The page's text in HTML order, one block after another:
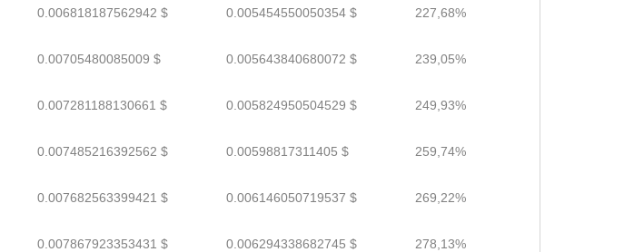
0.006818187562942 $ 0.005454550050354 $ 227,68%
0.00705480085009 $ 0.005643840680072 $ 239,05%
0.007281188130661 $ 0.005824950504529 $ 249,93%
0.007485216392562 $ 0.00598817311405 $ 259,74%
0.007682563399421 $ 0.006146050719537 $ 269,22%
0.007867923353431 $ 0.006294338682745 $ 278,13%